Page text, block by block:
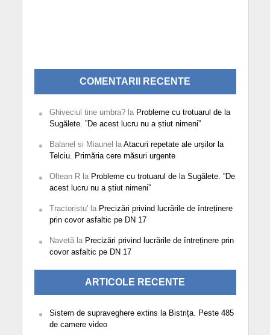
COMENTARII RECENTE
Ghiveciul tine umbra?la Probleme cu trotuarul de la
Sugălete. ”De acest lucru nu a știut nimeni”
Balanel si Miaunel la Atacuri repetate ale urșilor la
Telciu. Primăria cere măsuri urgente
Oltean Rla Probleme cu trotuarul de la Sugălete. ”De
acest lucru nu a știut nimeni”
Tractoristu'la Precizări privind lucrările de întreținere
prin covor asfaltic pe DN 17
Navetăla Precizări privind lucrările de întreținere prin
covor asfaltic pe DN 17
ARTICOLE RECENTE
Sistem de supraveghere extins la Bistrița. Peste 485
de camere video